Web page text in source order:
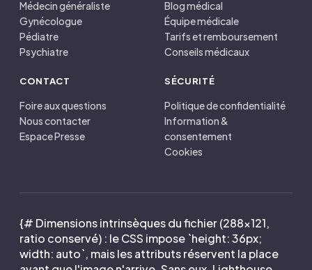
Médecin généraliste
Gynécologue
Pédiatre
Psychiatre
Blog médical
Équipe médicale
Tarifs et remboursement
Conseils médicaux
CONTACT
Foire aux questions
Nous contacter
Espace Presse
SÉCURITÉ
Politique de confidentialité
Information &
consentement
Cookies
{# Dimensions intrinsèques du fichier (288×121,
ratio conservé) : le CSS impose `height: 36px;
width: auto`, mais les attributs réservent la place